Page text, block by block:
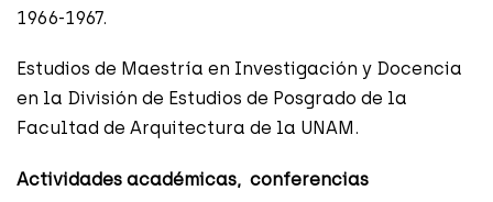
1966-1967.
Estudios de Maestría en Investigación y Docencia
en la División de Estudios de Posgrado de la
Facultad de Arquitectura de la UNAM.
Actividades académicas, conferencias